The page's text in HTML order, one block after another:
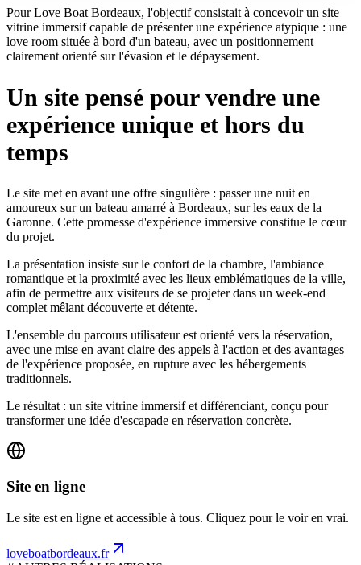
Pour Love Boat Bordeaux, l'objectif consistait à concevoir un site
vitrine immersif capable de présenter une expérience atypique : une
love room située à bord d'un bateau, avec un positionnement
clairement orienté sur l'évasion et le dépaysement.
Un site pensé pour vendre une
expérience unique et hors du
temps
Le site met en avant une offre singulière : passer une nuit en
amoureux sur un bateau amarré à Bordeaux, sur les eaux de la
Garonne. Cette promesse d'expérience immersive constitue le cœur
du projet.
La présentation insiste sur le confort de la chambre, l'ambiance
romantique et la proximité avec les lieux emblématiques de la ville,
afin de permettre aux visiteurs de se projeter dans un week-end
complet mêlant découverte et détente.
L'ensemble du parcours utilisateur est orienté vers la réservation,
avec une mise en avant claire des appels à l'action et des avantages
de l'expérience proposée, en rupture avec les hébergements
traditionnels.
Le résultat : un site vitrine immersif et différenciant, conçu pour
transformer une idée d'escapade en réservation concrète.
Site en ligne
Le site est en ligne et accessible à tous. Cliquez pour le voir en vrai.
loveboatbordeaux.fr